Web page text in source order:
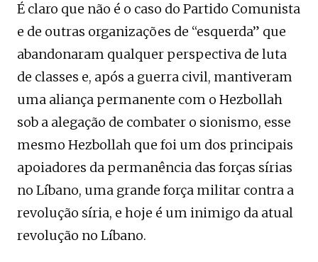
É claro que não é o caso do Partido Comunista
e de outras organizações de “esquerda” que
abandonaram qualquer perspectiva de luta
de classes e, após a guerra civil, mantiveram
uma aliança permanente com o Hezbollah
sob a alegação de combater o sionismo, esse
mesmo Hezbollah que foi um dos principais
apoiadores da permanência das forças sírias
no Líbano, uma grande força militar contra a
revolução síria, e hoje é um inimigo da atual
revolução no Líbano.